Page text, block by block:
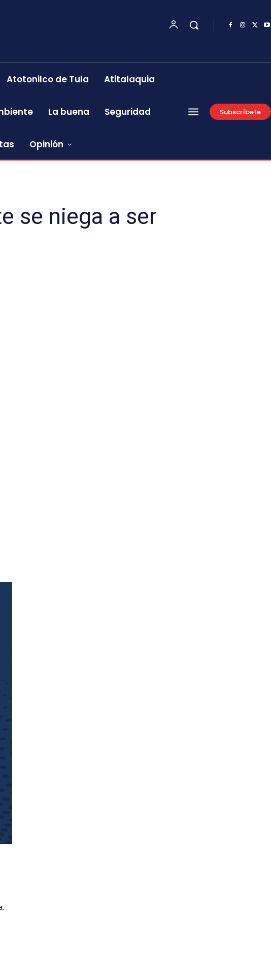
Atotonilco de Tula Atitalaquia
La buena Seguridad
Opinión
Subscríbete
se niega a ser